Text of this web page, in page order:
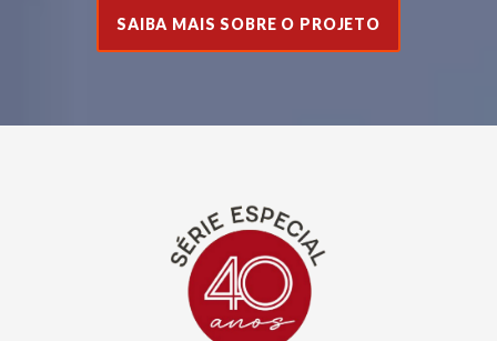
SAIBA MAIS SOBRE O PROJETO